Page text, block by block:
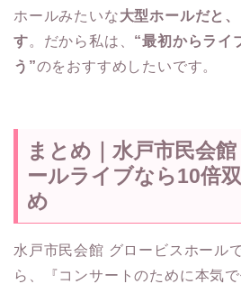
ホールみたいな大型ホールだと
す。だから私は、 “最初からライ
う”のをおすすめしたいです。
まとめ｜水戸市民会
ールライブなら10倍
め
水戸市民会館 グロービスホール
ら、『コンサートのために本気